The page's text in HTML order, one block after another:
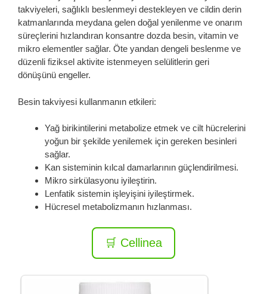
takviyeleri, sağlıklı beslenmeyi destekleyen ve cildin derin
katmanlarında meydana gelen doğal yenilenme ve onarım
süreçlerini hızlandıran konsantre dozda besin, vitamin ve
mikro elementler sağlar. Öte yandan dengeli beslenme ve
düzenli fiziksel aktivite istenmeyen selülitlerin geri
dönüşünü engeller.
Besin takviyesi kullanmanın etkileri:
Yağ birikintilerini metabolize etmek ve cilt hücrelerini
yoğun bir şekilde yenilemek için gereken besinleri
sağlar.
Kan sisteminin kılcal damarlarının güçlendirilmesi.
Mikro sirkülasyonu iyileştirin.
Lenfatik sistemin işleyişini iyileştirmek.
Hücresel metabolizmanın hızlanması.
🛒 Cellinea